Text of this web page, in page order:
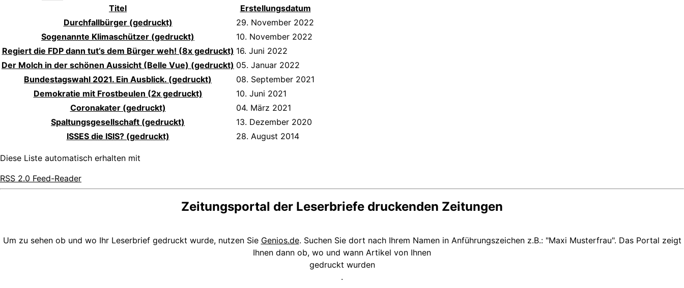
Titel
Erstellungsdatum
Durchfallbürger (gedruckt)
29. November 2022
Sogenannte Klimaschützer (gedruckt)
10. November 2022
Regiert die FDP dann tut’s dem Bürger weh! (8x gedruckt) 16. Juni 2022
Der Molch in der schönen Aussicht (Belle Vue) (gedruckt) 05. Januar 2022
Bundestagswahl 2021. Ein Ausblick. (gedruckt)
08. September 2021
Demokratie mit Frostbeulen (2x gedruckt)
10. Juni 2021
Coronakater (gedruckt)
04. März 2021
Spaltungsgesellschaft (gedruckt)
13. Dezember 2020
ISSES die ISIS? (gedruckt)
28. August 2014
Diese Liste automatisch erhalten mit
RSS 2.0 Feed-Reader
Zeitungsportal der Leserbriefe druckenden Zeitungen
Um zu sehen ob und wo Ihr Leserbrief gedruckt wurde, nutzen Sie Genios.de. Suchen Sie dort nach Ihrem Namen in Anführungszeichen z.B.: "Maxi Musterfrau". Das Portal zeigt
Ihnen dann ob, wo und wann Artikel von Ihnen
gedruckt wurden
.